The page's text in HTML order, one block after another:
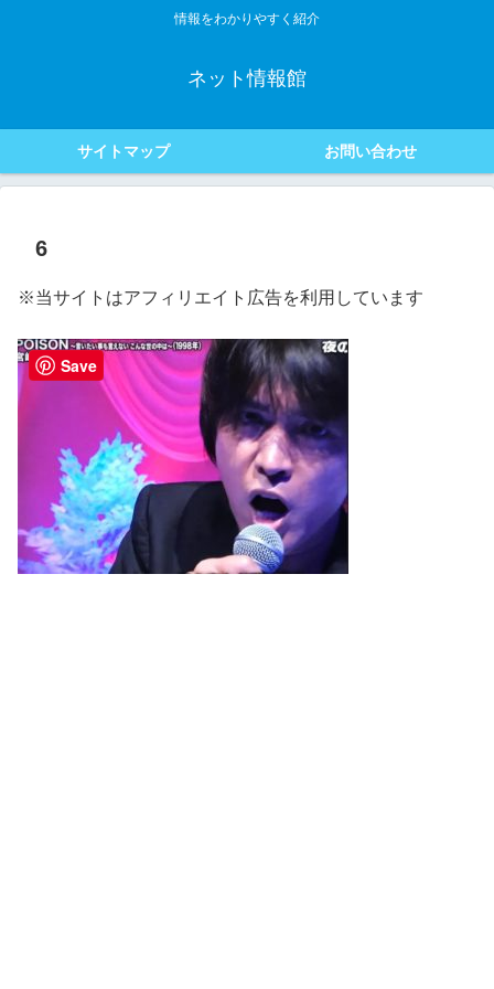
情報をわかりやすく紹介
ネット情報館
サイトマップ お問い合わせ
6
※当サイトはアフィリエイト広告を利用しています
Save